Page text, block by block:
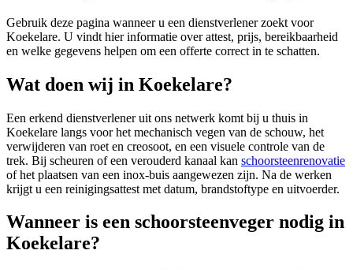
Gebruik deze pagina wanneer u een dienstverlener zoekt voor
Koekelare. U vindt hier informatie over attest, prijs, bereikbaarheid
en welke gegevens helpen om een offerte correct in te schatten.
Wat doen wij in Koekelare?
Een erkend dienstverlener uit ons netwerk komt bij u thuis in
Koekelare langs voor het mechanisch vegen van de schouw, het
verwijderen van roet en creosoot, en een visuele controle van de
trek. Bij scheuren of een verouderd kanaal kan schoorsteenrenovatie
of het plaatsen van een inox-buis aangewezen zijn. Na de werken
krijgt u een reinigingsattest met datum, brandstoftype en uitvoerder.
Wanneer is een schoorsteenveger nodig in
Koekelare?